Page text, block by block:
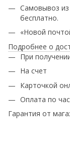
Самовывоз
бесплатно.
«Новой
Подробнее о
При
На счет
Карточкой
Оплата по
Гарантия от